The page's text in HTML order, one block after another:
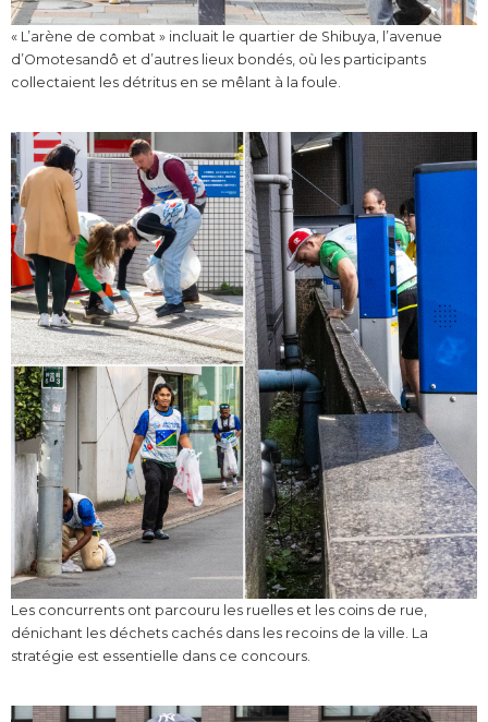
« L’arène de combat » incluait le quartier de Shibuya, l’avenue
d’Omotesandô et d’autres lieux bondés, où les participants
collectaient les détritus en se mêlant à la foule.
Les concurrents ont parcouru les ruelles et les coins de rue,
dénichant les déchets cachés dans les recoins de la ville. La
stratégie est essentielle dans ce concours.